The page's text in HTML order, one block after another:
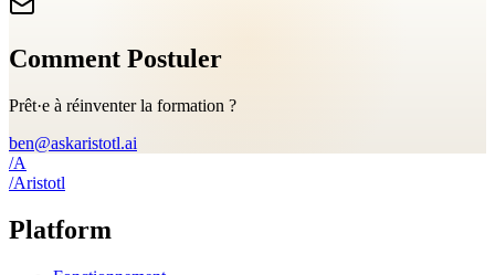
Comment Postuler
Prêt·e à réinventer la formation ?
ben@askaristotl.ai
/A
/Aristotl
Platform